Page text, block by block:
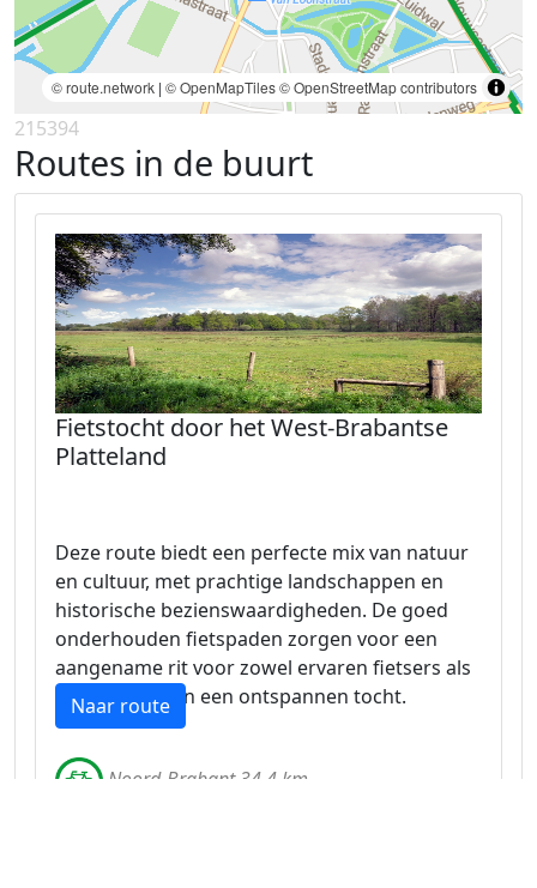
© route.network | © OpenMapTiles© OpenStreetMap contributors
215394
Routes in de buurt
Fietstocht door het West-Brabantse
Platteland
Deze route biedt een perfecte mix van natuur
en cultuur, met prachtige landschappen en
historische bezienswaardigheden. De goed
onderhouden fietspaden zorgen voor een
aangename rit voor zowel ervaren fietsers als
liefhebbers van een ontspannen tocht.
Naar route
Noord-Brabant 34.4 km